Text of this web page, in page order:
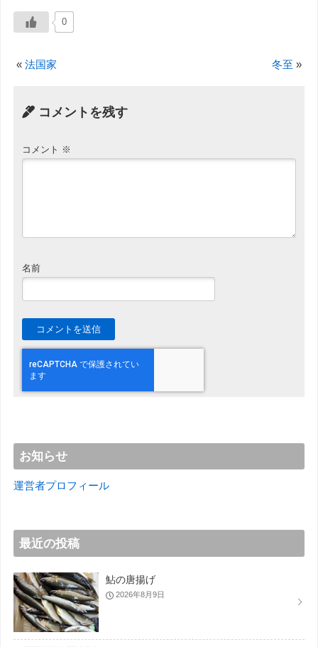
0
« 法国家 冬至 »
コメントを残す
コメント ※
名前
お知らせ
運営者プロフィール
最近の投稿
鮎の唐揚げ
2026年8月9日